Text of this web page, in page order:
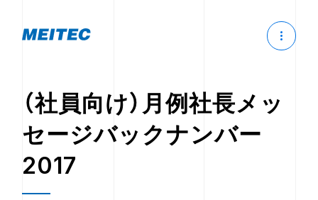
（社員向け）月例社長メッ
セージバックナンバー
2017